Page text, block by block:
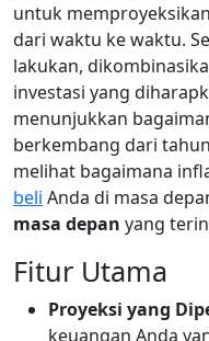
untuk
dari waktu ke waktu.
lakukan,
investasi yang
menunjukkan
berkembang dari
melihat bagaimana
beli Anda di masa
masa depan yang
Fitur Utama
Proyeksi yang
keuangan Anda